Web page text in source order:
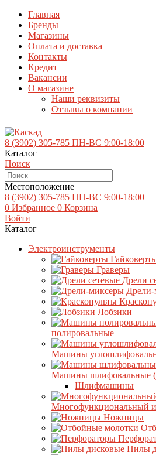
Главная
Бренды
Магазины
Оплата и доставка
Контакты
Кредит
Вакансии
О магазине
Наши реквизиты
Отзывы о компании
8 (3902) 305-785 ПН-ВС 9:00-18:00
Каталог
Поиск
Местоположение
8 (3902) 305-785 ПН-ВС 9:00-18:00
0 Избранное 0 Корзина
Войти
Каталог
Электроинструменты
Граверы
Дрели
Лобзики
полировальные
Машины
Машины
Шлифмашины
Многофункциональный
Ножницы
Пилы